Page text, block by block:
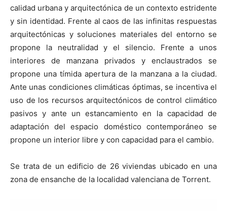
calidad urbana y arquitectónica de un contexto estridente
y sin identidad. Frente al caos de las infinitas respuestas
arquitectónicas y soluciones materiales del entorno se
propone la neutralidad y el silencio. Frente a unos
interiores de manzana privados y enclaustrados se
propone una tímida apertura de la manzana a la ciudad.
Ante unas condiciones climáticas óptimas, se incentiva el
uso de los recursos arquitectónicos de control climático
pasivos y ante un estancamiento en la capacidad de
adaptación del espacio doméstico contemporáneo se
propone un interior libre y con capacidad para el cambio.
Se trata de un edificio de 26 viviendas ubicado en una
zona de ensanche de la localidad valenciana de Torrent.